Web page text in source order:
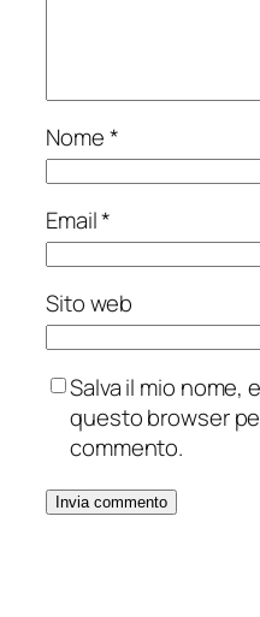
Nome*
Email*
Sito web
Salva il mio nome,
questo browser
commento.